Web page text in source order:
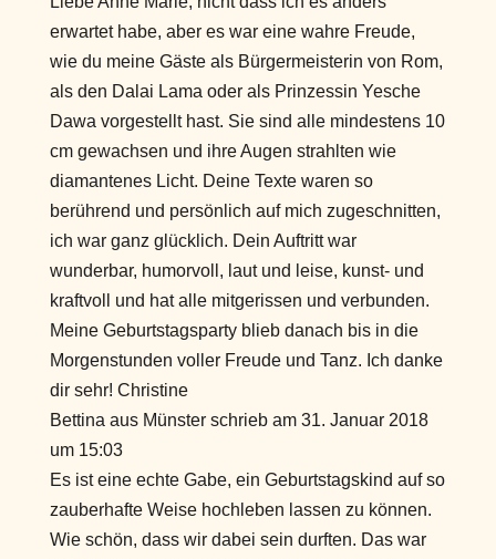
erwartet habe, aber es war eine wahre Freude,
wie du meine Gäste als Bürgermeisterin von Rom,
als den Dalai Lama oder als Prinzessin Yesche
Dawa vorgestellt hast. Sie sind alle mindestens 10
cm gewachsen und ihre Augen strahlten wie
diamantenes Licht. Deine Texte waren so
berührend und persönlich auf mich zugeschnitten,
ich war ganz glücklich. Dein Auftritt war
wunderbar, humorvoll, laut und leise, kunst- und
kraftvoll und hat alle mitgerissen und verbunden.
Meine Geburtstagsparty blieb danach bis in die
Morgenstunden voller Freude und Tanz. Ich danke
dir sehr! Christine
Bettina aus Münster schrieb am31. Januar 2018
um 15:03
Es ist eine echte Gabe, ein Geburtstagskind auf so
zauberhafte Weise hochleben lassen zu können.
Wie schön, dass wir dabei sein durften. Das war